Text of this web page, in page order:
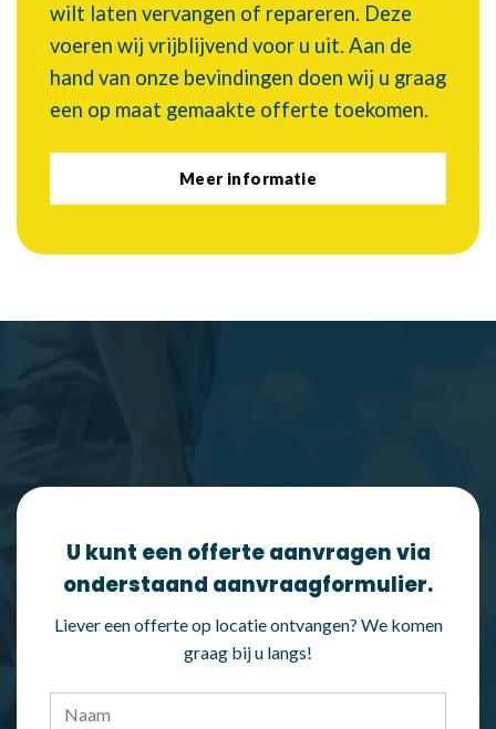
wilt laten vervangen of repareren. Deze
voeren wij vrijblijvend voor u uit. Aan de
hand van onze bevindingen doen wij u graag
een op maat gemaakte offerte toekomen.
Meer informatie
U kunt een offerte aanvragen via
onderstaand aanvraagformulier.
Liever een offerte op locatie ontvangen? We komen
graag bij u langs!